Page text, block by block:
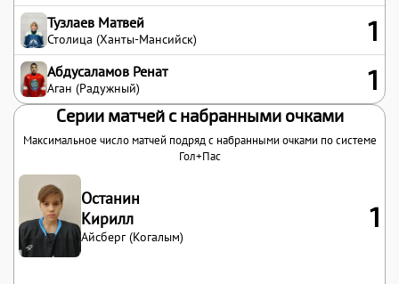
Тузлаев Матвей
Столица (Ханты-Мансийск) 1
Абдусаламов Ренат
Аган (Радужный) 1
Серии матчей с набранными очками
Максимальное число матчей подряд с набранными очками по системе
Гол+Пас
Останин
Кирилл
Айсберг (Когалым)
1